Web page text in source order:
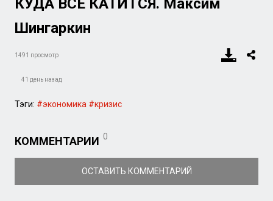
КУДА ВСЁ КАТИТСЯ. Максим
Шингаркин
1491 просмотр
41 день назад
Тэги: #экономика #кризис
КОММЕНТАРИИ 0
ОСТАВИТЬ КОММЕНТАРИЙ